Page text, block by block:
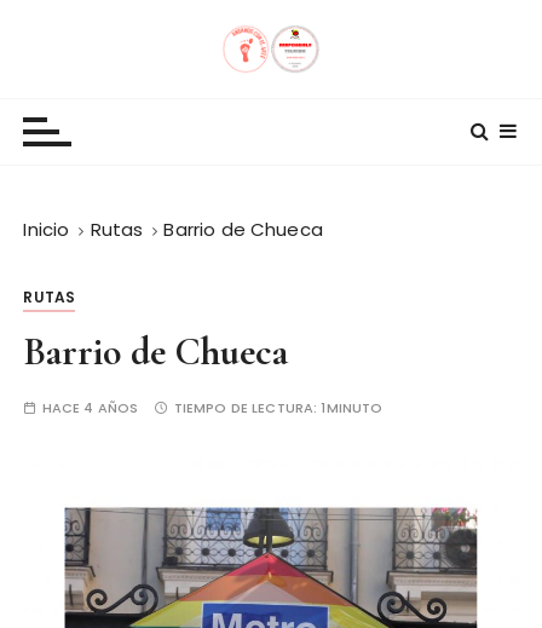
Inicio Rutas Barrio de Chueca
RUTAS
Barrio de Chueca
HACE 4 AÑOS TIEMPO DE LECTURA:1MINUTO